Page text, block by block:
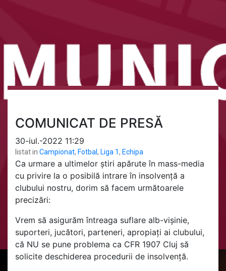
COMUNICAT DE PRESĂ
30-iul.-2022 11:29
listat in Campionat, Fotbal, Liga 1, Echipa
Ca urmare a ultimelor știri apărute în mass-media
cu privire la o posibilă intrare în insolvență a
clubului nostru, dorim să facem următoarele
precizări:
Vrem să asigurăm întreaga suflare alb-vișinie,
suporteri, jucători, parteneri, apropiați ai clubului,
că NU se pune problema ca CFR 1907 Cluj să
solicite deschiderea procedurii de insolvență.